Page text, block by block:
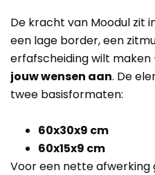
De kracht van Moodul zit
een lage border, een
erfafscheiding wilt maken
jouw wensen aan. De
twee basisformaten:
60x30x9 cm
60x15x9 cm
Voor een nette afwerking